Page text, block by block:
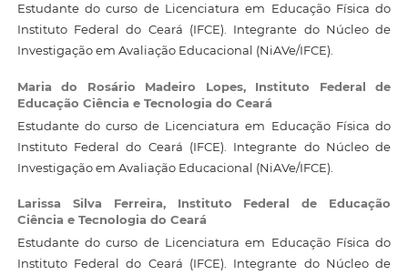
Estudante do curso de Licenciatura em Educação Física do
Instituto Federal do Ceará (IFCE). Integrante do Núcleo de
Investigação em Avaliação Educacional (NiAVe/IFCE).
Maria do Rosário Madeiro Lopes, Instituto Federal de
Educação Ciência e Tecnologia do Ceará
Estudante do curso de Licenciatura em Educação Física do
Instituto Federal do Ceará (IFCE). Integrante do Núcleo de
Investigação em Avaliação Educacional (NiAVe/IFCE).
Larissa Silva Ferreira, Instituto Federal de Educação
Ciência e Tecnologia do Ceará
Estudante do curso de Licenciatura em Educação Física do
Instituto Federal do Ceará (IFCE). Integrante do Núcleo de